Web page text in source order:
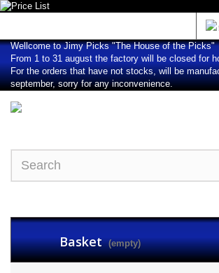
Wellcome to Jimy Picks "The House of the Picks"
From 1 to 31 august the factory will be closed for
For the orders that have not stocks, will be
september, sorry for any inconvenience.
Basket (empty)